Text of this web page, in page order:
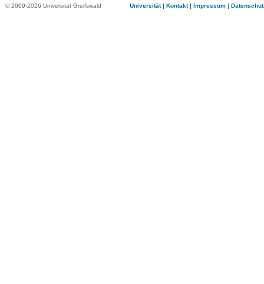
© 2009-2026 Universität Greifswald Universität| Kontakt| Impressum |